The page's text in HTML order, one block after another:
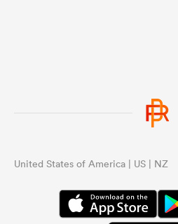
United States of America | US | NZ